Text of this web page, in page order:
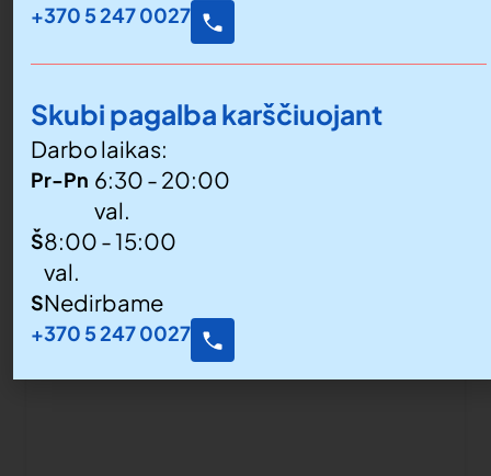
+370 5 247 0027
Skubi pagalba karščiuojant
Darbo laikas:
Pr-Pn 6:30 - 20:00
val.
Š8:00 - 15:00
val.
SNedirbame
+370 5 247 0027